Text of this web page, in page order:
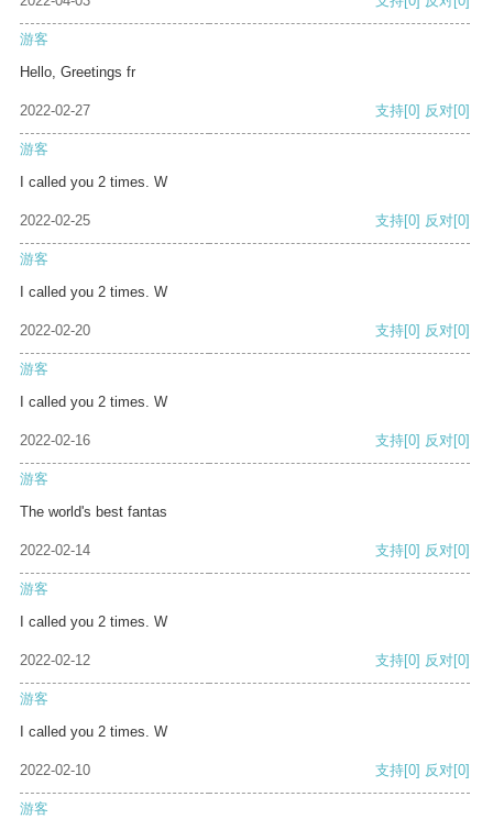
游客
Hello, Greetings fr
2022-02-27 支持[0] 反对[0]
游客
I called you 2 times. W
2022-02-25 支持[0] 反对[0]
游客
I called you 2 times. W
2022-02-20 支持[0] 反对[0]
游客
I called you 2 times. W
2022-02-16 支持[0] 反对[0]
游客
The world's best fantas
2022-02-14 支持[0] 反对[0]
游客
I called you 2 times. W
2022-02-12 支持[0] 反对[0]
游客
I called you 2 times. W
2022-02-10 支持[0] 反对[0]
游客